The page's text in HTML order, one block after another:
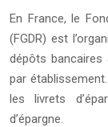
En France, le
(FGDR) est
dépôts
par
les livrets
d’épargne.